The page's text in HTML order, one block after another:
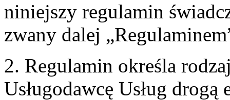
niniejszy regulamin
zwany dalej
2. Regulamin określa
Usługodawcę Usług